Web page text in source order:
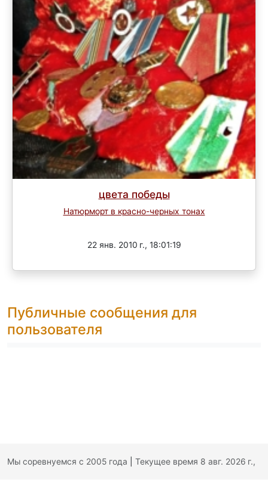
цвета победы
Натюрморт в красно-черных тонах
22 янв. 2010 г., 18:01:19
Публичные сообщения для
пользователя
Мы соревнуемся с 2005 года Текущее время 8 авг. 2026 г.,